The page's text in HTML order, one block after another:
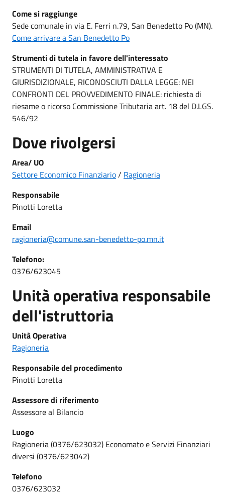
Come si raggiunge
Sede comunale in via E. Ferri n.79, San Benedetto Po (MN).
Come arrivare a San Benedetto Po
Strumenti di tutela in favore dell'interessato
STRUMENTI DI TUTELA, AMMINISTRATIVA E
GIURISDIZIONALE, RICONOSCIUTI DALLA LEGGE: NEI
CONFRONTI DEL PROVVEDIMENTO FINALE: richiesta di
riesame o ricorso Commissione Tributaria art. 18 del D.LGS.
546/92
Dove rivolgersi
Area/ UO
Settore Economico Finanziario/ Ragioneria
Responsabile
Pinotti Loretta
Email
ragioneria@comune.san-benedetto-po.mn.it
Telefono:
0376/623045
Unità operativa responsabile
dell'istruttoria
Unità Operativa
Ragioneria
Responsabile del procedimento
Pinotti Loretta
Assessore di riferimento
Assessore al Bilancio
Luogo
Ragioneria (0376/623032) Economato e Servizi Finanziari
diversi (0376/623042)
Telefono
0376/623032